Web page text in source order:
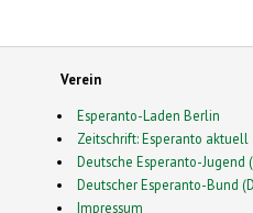
Verein
Esperanto-Laden Berlin
Zeitschrift: Esperanto aktuell
Deutsche Esperanto-Jugend
Deutscher Esperanto-Bund
Impressum